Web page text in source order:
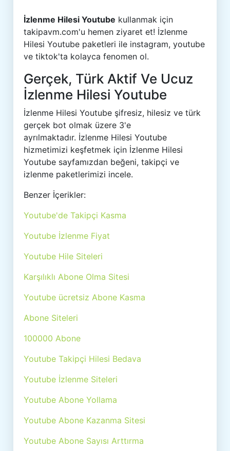
İzlenme Hilesi Youtube kullanmak için
takipavm.com'u hemen ziyaret et! İzlenme
Hilesi Youtube paketleri ile instagram, youtube
ve tiktok'ta kolayca fenomen ol.
Gerçek, Türk Aktif Ve Ucuz
İzlenme Hilesi Youtube
İzlenme Hilesi Youtube şifresiz, hilesiz ve türk
gerçek bot olmak üzere 3'e
ayrılmaktadır. İzlenme Hilesi Youtube
hizmetimizi keşfetmek için İzlenme Hilesi
Youtube sayfamızdan beğeni, takipçi ve
izlenme paketlerimizi incele.
Benzer İçerikler:
Youtube'de Takipçi Kasma
Youtube İzlenme Fiyat
Youtube Hile Siteleri
Karşılıklı Abone Olma Sitesi
Youtube ücretsiz Abone Kasma
Abone Siteleri
100000 Abone
Youtube Takipçi Hilesi Bedava
Youtube İzlenme Siteleri
Youtube Abone Yollama
Youtube Abone Kazanma Sitesi
Youtube Abone Sayısı Arttırma